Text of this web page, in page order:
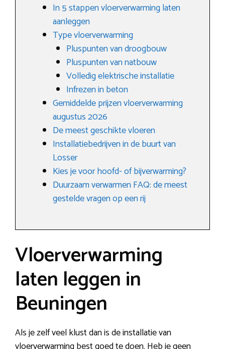
In 5 stappen vloerverwarming laten
aanleggen
Type vloerverwarming
Pluspunten van droogbouw
Pluspunten van natbouw
Volledig elektrische installatie
Infrezen in beton
Gemiddelde prijzen vloerverwarming
augustus 2026
De meest geschikte vloeren
Installatiebedrijven in de buurt van
Losser
Kies je voor hoofd- of bijverwarming?
Duurzaam verwarmen FAQ: de meest
gestelde vragen op een rij
Vloerverwarming
laten leggen in
Beuningen
Als je zelf veel klust dan is de installatie van